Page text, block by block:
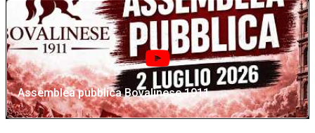
Assemblea pubblica Bovalinese 1911